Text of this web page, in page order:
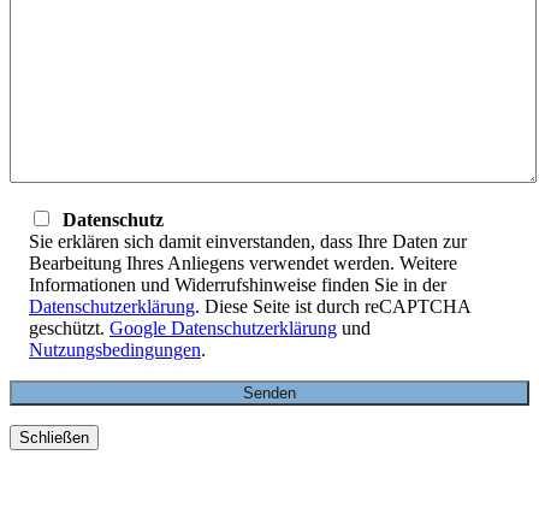
Datenschutz
Sie erklären sich damit einverstanden, dass Ihre Daten zur
Bearbeitung Ihres Anliegens verwendet werden. Weitere
Informationen und Widerrufshinweise finden Sie in der
Datenschutzerklärung. Diese Seite ist durch reCAPTCHA
geschützt. Google Datenschutzerklärung und
Nutzungsbedingungen.
Schließen